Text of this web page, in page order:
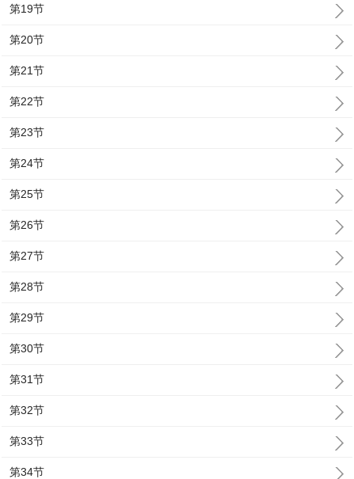
第19节
第20节
第21节
第22节
第23节
第24节
第25节
第26节
第27节
第28节
第29节
第30节
第31节
第32节
第33节
第34节